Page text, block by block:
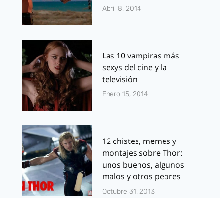
Abril 8, 2014
Las 10 vampiras más
sexys del cine y la
televisión
Enero 15, 2014
12 chistes, memes y
montajes sobre Thor:
unos buenos, algunos
malos y otros peores
Octubre 31, 2013